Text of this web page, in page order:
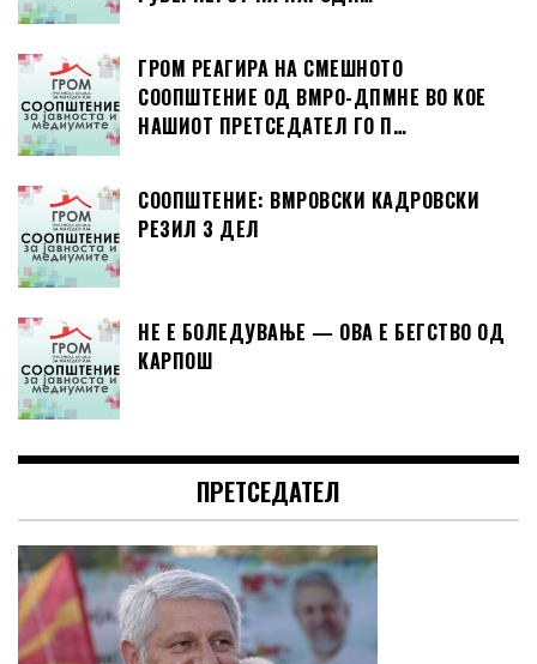
ГРОМ РЕАГИРА НА СМЕШНОТО
СООПШТЕНИЕ ОД ВМРО-ДПМНЕ ВО КОЕ
НАШИОТ ПРЕТСЕДАТЕЛ ГО П…
СООПШТЕНИЕ: ВМРОВСКИ КАДРОВСКИ
РЕЗИЛ 3 ДЕЛ
НЕ Е БОЛЕДУВАЊЕ — ОВА Е БЕГСТВО ОД
КАРПОШ
ПРЕТСЕДАТЕЛ